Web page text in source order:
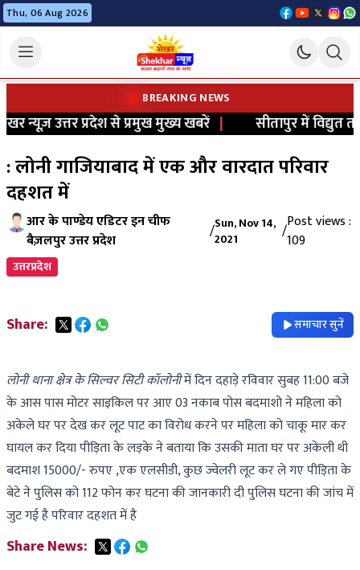
Thu, 06 Aug 2026
BREAKING NEWS
न्यूज़ उत्तर प्रदेश से प्रमुख मुख्य खबरें | सीतापुर में विद्युत
: लोनी गाजियाबाद में एक और वारदात परिवार
दहशत में
आर के पाण्डेय एडिटर इन चीफ
बैज़लपुर उत्तर प्रदेश
/Sun, Nov 14,
2021
/Post views :
109
उत्तरप्रदेश
Share: समाचार सुनें
लोनी थाना क्षेत्र के सिल्वर सिटी कॉलोनीमें दिन दहाड़े रविवार सुबह 11:00 बजे
के आस पास मोटर साइकिल पर आए 03 नकाब पोस बदमाशो ने महिला को
अकेले घर पर देख कर लूट पाट का विरोध करने पर महिला को चाकू मार कर
घायल कर दिया पीड़िता के लड़के ने बताया कि उसकी माता घर पर अकेली थी
बदमाश 15000/- रुपए ,एक एलसीडी, कुछ ज्वेलरी लूट कर ले गए पीड़िता के
बेटे ने पुलिस को 112 फोन कर घटना की जानकारी दी पुलिस घटना की जांच में
जुट गई है परिवार दहशत में है
Share News: